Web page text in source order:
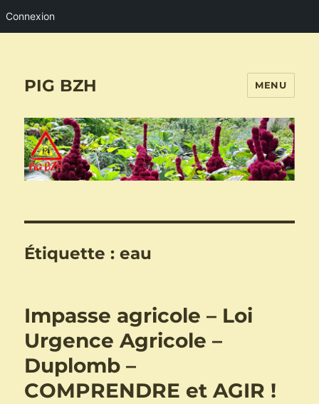
Connexion
PIG BZH MENU
Étiquette :eau
Impasse agricole – Loi
Urgence Agricole –
Duplomb –
COMPRENDRE et AGIR !